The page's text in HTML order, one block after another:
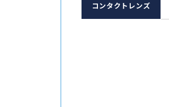
コンタクトレンズ